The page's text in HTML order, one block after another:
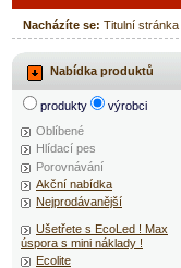
Nacházíte se: Titulní stránka
Nabídka produktů
produkty
výrobci
Oblíbené
Hlídací pes
Porovnávání
Akční nabídka
Nejprodávanější
Ušetřete s EcoLed ! Max
úspora s mini náklady !
Ecolite